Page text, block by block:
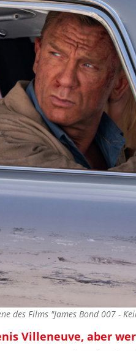
des Films "James Bond 007 -
Villeneuve, aber